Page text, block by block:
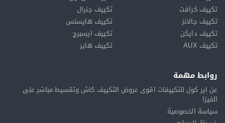
تكييف كرافت
تكييف جنرال
تكييف جالانز
تكييف هايسنس
تكييف دايكن
تكييف ايسبرج
تكييف AUX
تكييف هاير
روابط مهمة
عن اير كول للتكييفات اقوى عروض التكييف كاش وتقسيط مباشر على
الفيزا
سياسة الخصوصية